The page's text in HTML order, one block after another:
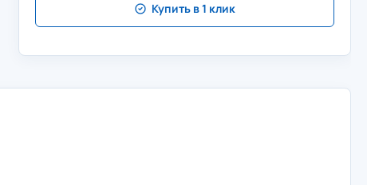
Купить в 1 клик